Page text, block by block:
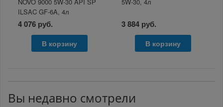
ILSAC GF-6A, 4л
4 076 руб.
В корзину
3 884 руб.
В корзину
Вы недавно смотрели